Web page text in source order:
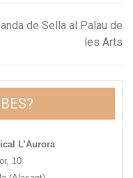
de Sella al Palau de
les Arts
L’Aurora
10